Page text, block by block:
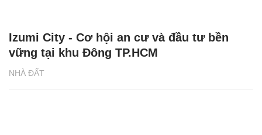
NHÀ ĐẤT
Izumi City - Cơ hội an cư và đầu tư bền
vững tại khu Đông TP.HCM